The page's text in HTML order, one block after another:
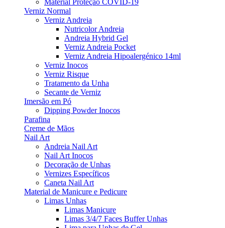
Material Proteção COVID-19
Verniz Normal
Verniz Andreia
Nutricolor Andreia
Andreia Hybrid Gel
Verniz Andreia Pocket
Verniz Andreia Hipoalergénico 14ml
Verniz Inocos
Verniz Risque
Tratamento da Unha
Secante de Verniz
Imersão em Pó
Dipping Powder Inocos
Parafina
Creme de Mãos
Nail Art
Andreia Nail Art
Nail Art Inocos
Decoração de Unhas
Vernizes Específicos
Caneta Nail Art
Material de Manicure e Pedicure
Limas Unhas
Limas Manicure
Limas 3/4/7 Faces Buffer Unhas